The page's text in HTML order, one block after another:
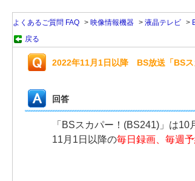
よくあるご質問 FAQ > 映像情報機器 > 液晶テレビ >
戻る
2022年11月1日以降 BS放送「BSス
回答
「BSスカパー！(BS241)」 は10
11月1日以降の毎日録画、毎週